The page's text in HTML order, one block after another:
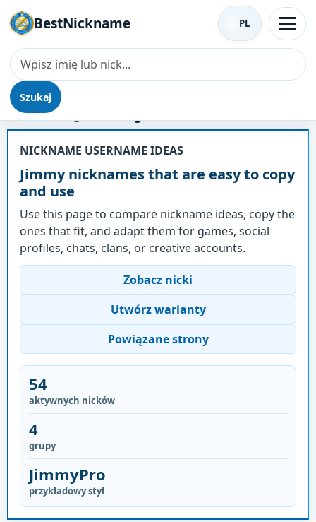
BestNickname
Szukaj
PL
Nick - Jimmy
NICKNAME USERNAME IDEAS
Jimmy nicknames that are easy to copy
and use
Use this page to compare nickname ideas, copy the
ones that fit, and adapt them for games, social
profiles, chats, clans, or creative accounts.
Zobacz nicki
Utwórz warianty
Powiązane strony
54
aktywnych nicków
4
grupy
JimmyPro
przykładowy styl